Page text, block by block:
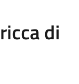
di